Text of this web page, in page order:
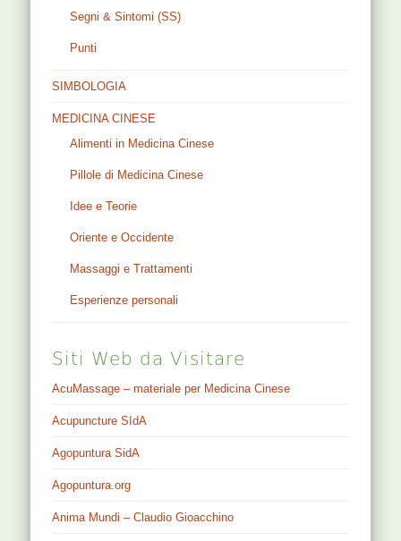
Segni & Sintomi (SS)
Punti
SIMBOLOGIA
MEDICINA CINESE
Alimenti in Medicina Cinese
Pillole di Medicina Cinese
Idee e Teorie
Oriente e Occidente
Massaggi e Trattamenti
Esperienze personali
Siti Web da Visitare
AcuMassage – materiale per Medicina Cinese
Acupuncture SIdA
Agopuntura SidA
Agopuntura.org
Anima Mundi – Claudio Gioacchino